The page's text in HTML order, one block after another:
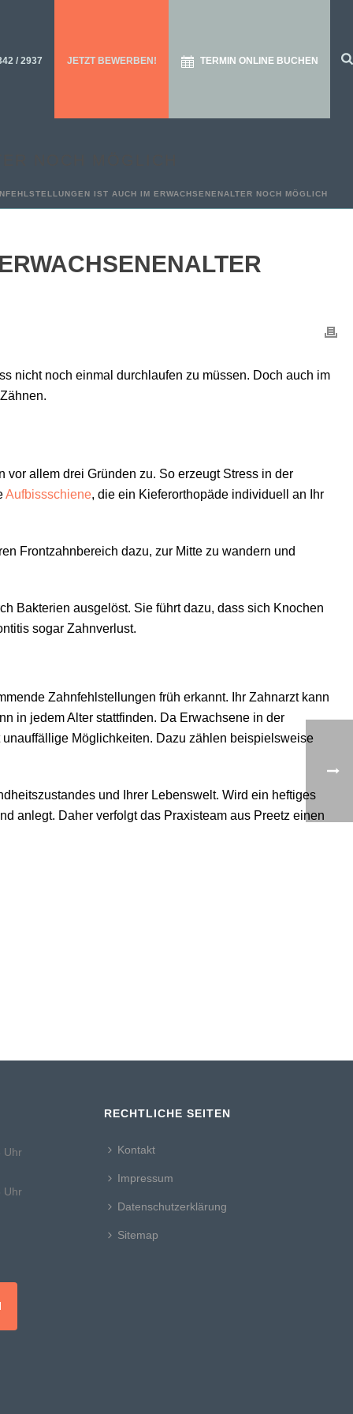
/ 2937 JETZT BEWERBEN! TERMIN ONLINE BUCHEN
IST AUCH IM ERWACHSENENALTER NOCH MÖGLICH
nicht noch einmal durchlaufen zu müssen. Doch auch im
allem drei Gründen zu. So erzeugt Stress in der
Aufbissschiene, die ein Kieferorthopäde individuell an Ihr
Frontzahnbereich dazu, zur Mitte zu wandern und
Bakterien ausgelöst. Sie führt dazu, dass sich Knochen
sogar Zahnverlust.
Zahnfehlstellungen früh erkannt. Ihr Zahnarzt kann
in jedem Alter stattfinden. Da Erwachsene in der
Möglichkeiten. Dazu zählen beispielsweise
und Ihrer Lebenswelt. Wird ein heftiges
anlegt. Daher verfolgt das Praxisteam aus Preetz einen
Uhr
Uhr
RECHTLICHE SEITEN
Kontakt
Impressum
Datenschutzerklärung
Sitemap